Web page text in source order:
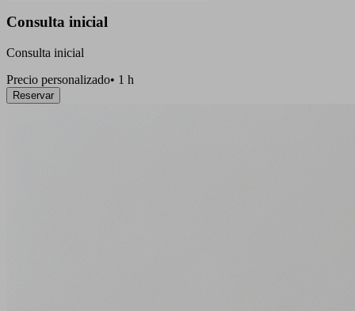
Consulta inicial
Consulta inicial
Precio personalizado• 1 h
Reservar